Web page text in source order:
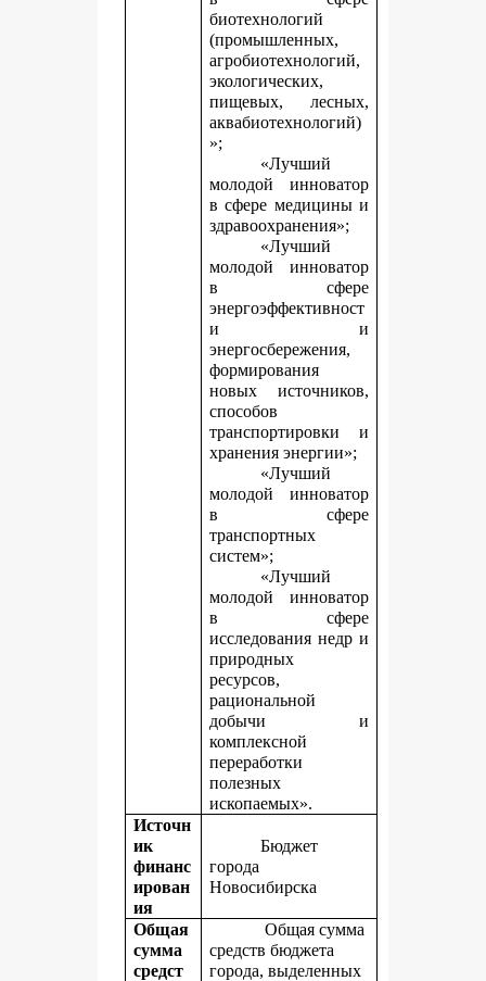
биотехнологий
(промышленных,
агробиотехнологий,
экологических,
пищевых, лесных,
аквабиотехнологий)
»;
«Лучший
молодой инноватор
в сфере медицины и
здравоохранения»;
«Лучший
молодой инноватор
в сфере
энергоэффективност
и и
энергосбережения,
формирования
новых источников,
способов
транспортировки и
хранения энергии»;
«Лучший
молодой инноватор
в сфере
транспортных
систем»;
«Лучший
молодой инноватор
в сфере
исследования недр и
природных
ресурсов,
рациональной
добычи и
комплексной
переработки
полезных
ископаемых».
Источн
ик
финанс
ирован
ия
Бюджет
города
Новосибирска
Общая
сумма
средст
Общая сумма
средств бюджета
города, выделенных